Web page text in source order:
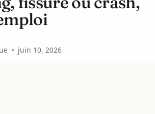
juin 10, 2026